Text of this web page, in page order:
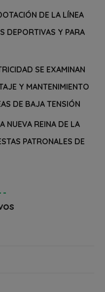
DE LA LÍNEA
DEPORTIVAS Y PARA
SE EXAMINAN
Y MANTENIMIENTO
DE BAJA TENSIÓN
NUEVA REINA DE LA
PATRONALES DE